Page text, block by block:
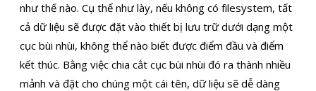
như thế nào. Cụ thể như lày, nếu không có filesystem, tất
cả dữ liệu sẽ được đặt vào thiết bị lưu trữ dưới dạng một
cục bùi nhùi, không thể nào biết được điểm đầu và điểm
kết thúc. Bằng việc chia cắt cục bùi nhùi đó ra thành nhiều
mảnh và đặt cho chúng một cái tên, dữ liệu sẽ dễ dàng